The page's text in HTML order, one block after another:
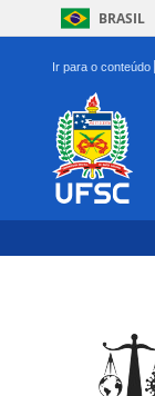
BRASIL
Ir para o conteúdo